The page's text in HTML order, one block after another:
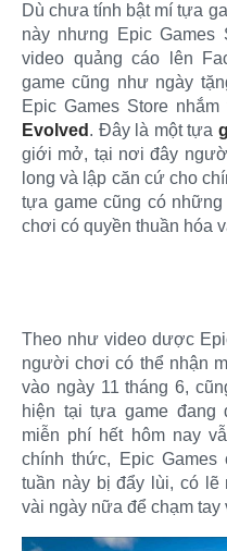
Dù chưa tính bật mí tựa
này nhưng Epic Games
video quảng cáo lên
game cũng như ngày
Epic Games Store
Evolved . Đây là một tựa
giới mở, tại nơi đây
long và lập căn cứ cho
tựa game cũng có
chơi có quyền thuần hóa
Theo như video dược
người chơi có thể nhận
vào ngày 11 tháng 6,
hiện tại tựa game đang
miễn phí hết hôm nay
chính thức, Epic Games
tuần này bị đẩy lùi, có
vài ngày nữa để chạm tay